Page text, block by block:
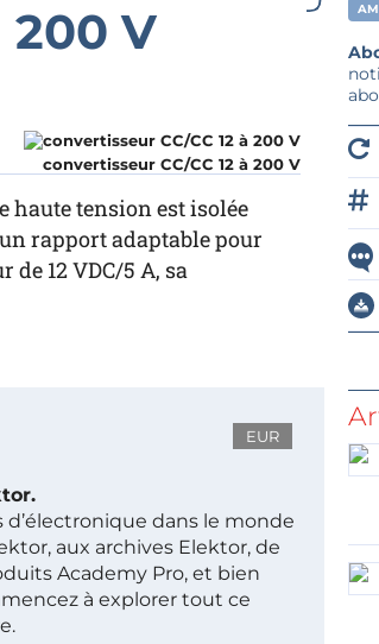
200 V
convertisseur CC/CC 12 à 200 V
haute tension est isolée
rapport adaptable pour
12 VDC/5 A, sa
EUR
d’électronique dans le monde
aux archives Elektor, de
Academy Pro, et bien
à explorer tout ce